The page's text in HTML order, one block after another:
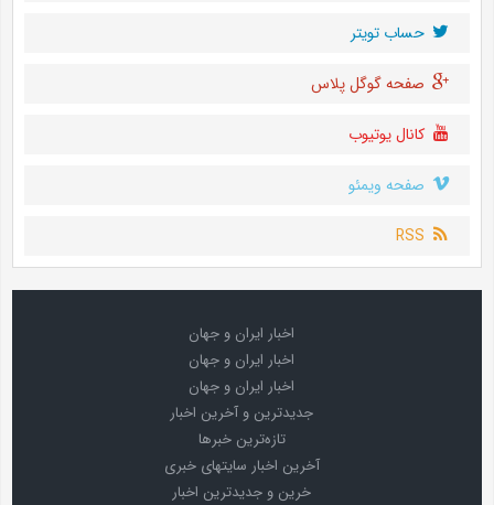
حساب تويتر
صفحه گوگل پلاس
کانال یوتیوب
صفحه ویمئو
RSS
اخبار ایران و جهان
اخبار ایران و جهان
اخبار ایران و جهان
جدیدترین و آخرین اخبار
تازه‌ترین خبرها
آخرین اخبار سایتهای خبری
خرین و جدیدترین اخبار